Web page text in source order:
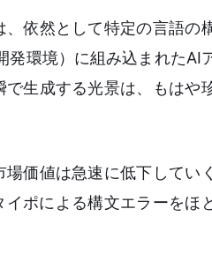
依然として特定の言語の
発環境）に組み込まれたAI
生成する光景は、もはや
価値は急速に低下してい
ポによる構文エラーをほ